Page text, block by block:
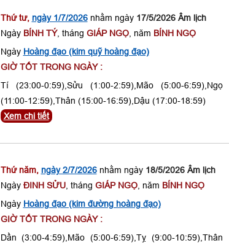
Thứ tư, ngày 1/7/2026nhằm ngày 17/5/2026 Âm lịch
Ngày BÍNH TÝ, tháng GIÁP NGỌ, năm BÍNH NGỌ
Ngày Hoàng đạo (kim quỹ hoàng đạo)
GIỜ TỐT TRONG NGÀY :
Tí (23:00-0:59),Sửu (1:00-2:59),Mão (5:00-6:59),Ngọ
(11:00-12:59),Thân (15:00-16:59),Dậu (17:00-18:59)
Xem chi tiết
Thứ năm, ngày 2/7/2026nhằm ngày 18/5/2026 Âm lịch
Ngày ĐINH SỬU, tháng GIÁP NGỌ, năm BÍNH NGỌ
Ngày Hoàng đạo (kim đường hoàng đạo)
GIỜ TỐT TRONG NGÀY :
Dần (3:00-4:59),Mão (5:00-6:59),Tỵ (9:00-10:59),Thân